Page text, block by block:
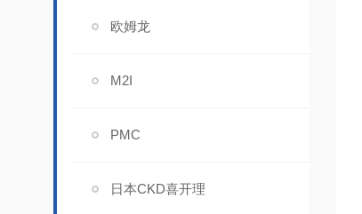
欧姆龙
M2I
PMC
日本CKD喜开理